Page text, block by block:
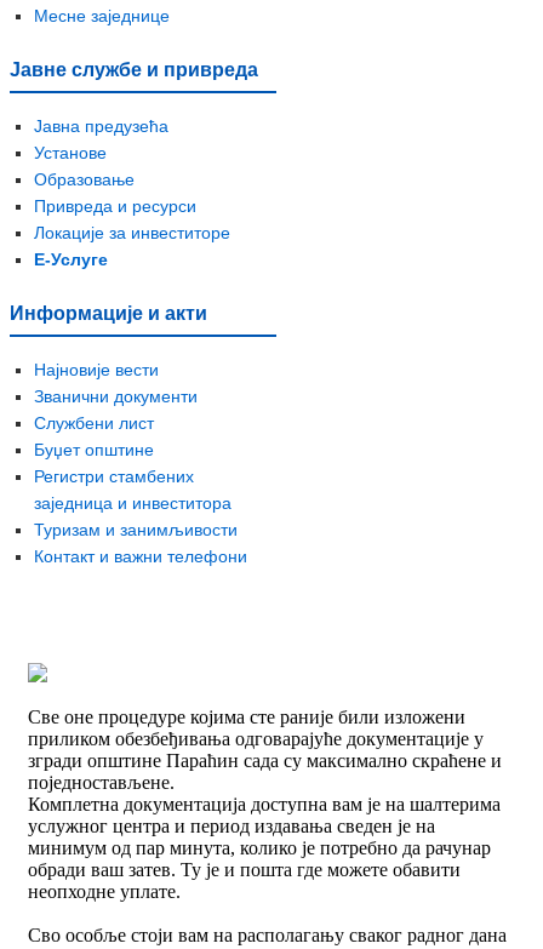
Месне заједнице
Јавне службе и привреда
Јавна предузећа
Установе
Образовање
Привреда и ресурси
Локације за инвеститоре
Е-Услуге
Информације и акти
Најновије вести
Званични документи
Службени лист
Буџет општине
Регистри стамбених
заједница и инвеститора
Туризам и занимљивости
Контакт и важни телефони
Све оне процедуре којима сте раније били изложени
приликом обезбеђивања одговарајуће документације у
згради општине Параћин сада су максимално скраћене и
поједностављене.
Комплетна документација доступна вам је на шалтерима
услужног центра и период издавања сведен је на
минимум од пар минута, колико је потребно да рачунар
обради ваш затев. Ту је и пошта где можете обавити
неопходне уплате.
Сво особље стоји вам на располагању сваког радног дана